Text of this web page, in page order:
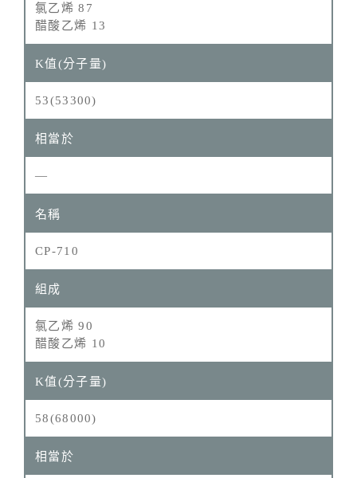
氯乙烯 87
醋酸乙烯 13
53(53300)
—
CP-710
氯乙烯 90
醋酸乙烯 10
58(68000)